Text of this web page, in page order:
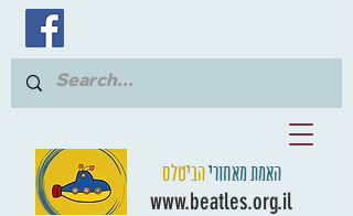
האמת מאחוריהביטלס
www.beatles.org.il